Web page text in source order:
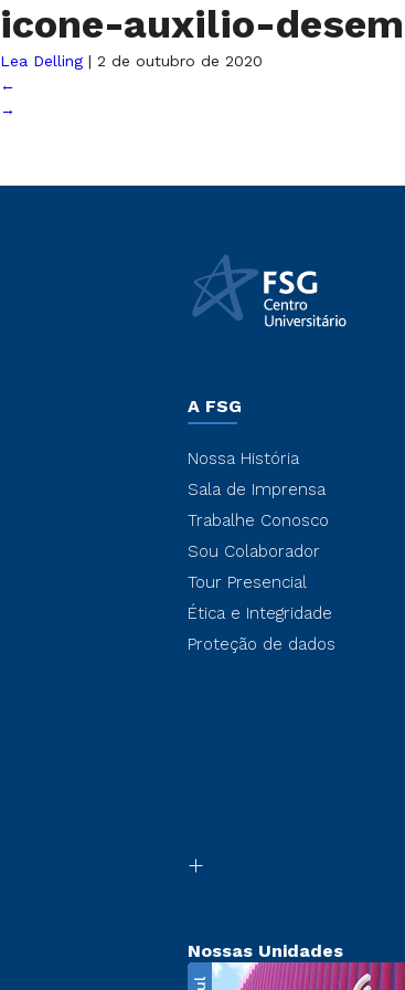
icone-auxilio-
Lea Delling | 2 de outubro de 2020
←
→
A FSG
Nossa História
Sala de Imprensa
Trabalhe Conosco
Sou Colaborador
Tour Presencial
Ética e Integridade
Proteção de dados
Nossas Unidades